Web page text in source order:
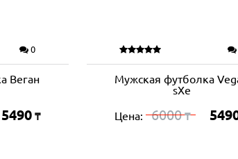
0
Веган
5490 ₸
Мужская футболка
sXe
Цена: 6000₸